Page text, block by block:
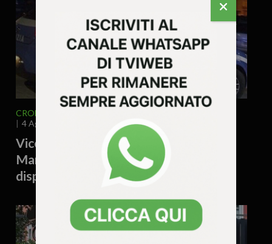
CRONACA
4 Agosto 2026 - 15.55
Vicenza, accoltellamento a Campo
Marzo: denunciato un 38enne e
disposto il rimpatrio